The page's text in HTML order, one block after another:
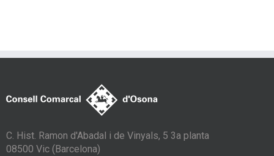
C. Hist. Ramon d'Abadal i de Vinyals, 5 3a planta
08500 Vic (Barcelona)